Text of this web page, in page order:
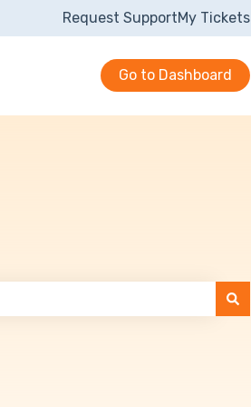
Request SupportMy Tickets
Go to Dashboard